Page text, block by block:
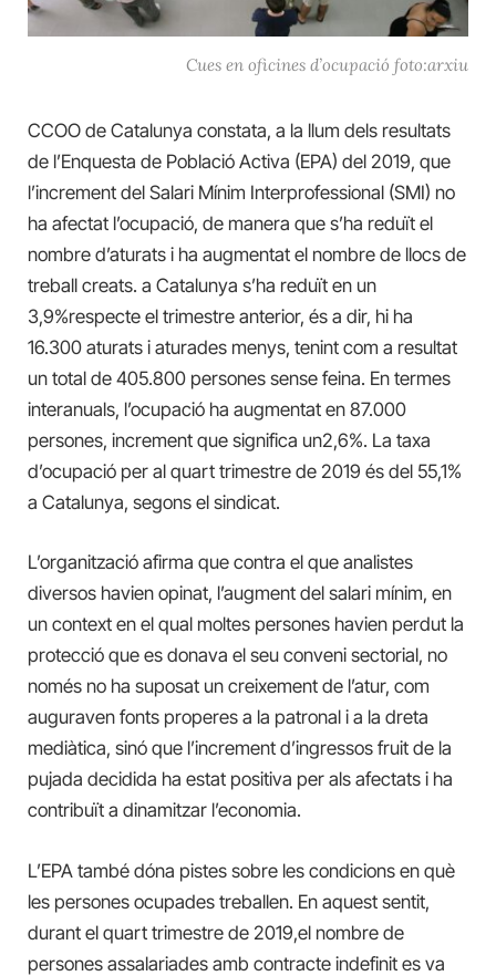
Cues en oficines d’ocupació foto:arxiu
CCOO de Catalunya constata, a la llum dels resultats
de l’Enquesta de Població Activa (EPA) del 2019, que
l’increment del Salari Mínim Interprofessional (SMI) no
ha afectat l’ocupació, de manera que s’ha reduït el
nombre d’aturats i ha augmentat el nombre de llocs de
treball creats. a Catalunya s’ha reduït en un
3,9%respecte el trimestre anterior, és a dir, hi ha
16.300 aturats i aturades menys, tenint com a resultat
un total de 405.800 persones sense feina. En termes
interanuals, l’ocupació ha augmentat en 87.000
persones, increment que significa un2,6%. La taxa
d’ocupació per al quart trimestre de 2019 és del 55,1%
a Catalunya, segons el sindicat.
L’organització afirma que contra el que analistes
diversos havien opinat, l’augment del salari mínim, en
un context en el qual moltes persones havien perdut la
protecció que es donava el seu conveni sectorial, no
només no ha suposat un creixement de l’atur, com
auguraven fonts properes a la patronal i a la dreta
mediàtica, sinó que l’increment d’ingressos fruit de la
pujada decidida ha estat positiva per als afectats i ha
contribuït a dinamitzar l’economia.
L’EPA també dóna pistes sobre les condicions en què
les persones ocupades treballen. En aquest sentit,
durant el quart trimestre de 2019,el nombre de
persones assalariades amb contracte indefinit es va